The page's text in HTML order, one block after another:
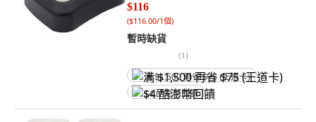
$116
($116.00/1個)
暫時缺貨
(1)
满 $1,500 再省 $75 (王道卡)
$4 酷澎幣回饋